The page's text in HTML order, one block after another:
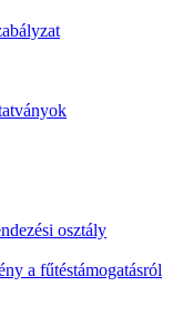
osztály
a fűtéstámogatásról